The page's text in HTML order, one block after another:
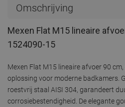
Omschrijving
Mexen Flat M15 lineaire
1524090-15
Mexen Flat M15 lineaire afvoer 90
oplossing voor moderne badkamers.
roestvrij staal AISI 304, garandeert
corrosiebestendigheid. De elegante